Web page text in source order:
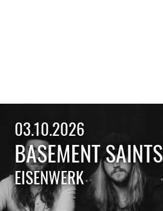
03.10.2026
BASEMENT SAINTS
EISENWERK